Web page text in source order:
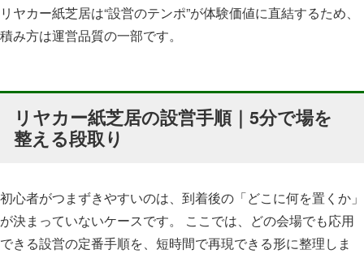
リヤカー紙芝居は“設営のテンポ”が体験価値に直結するため、
積み方は運営品質の一部です。
リヤカー紙芝居の設営手順｜5分で場を
整える段取り
初心者がつまずきやすいのは、到着後の「どこに何を置くか」
が決まっていないケースです。 ここでは、どの会場でも応用
できる設営の定番手順を、短時間で再現できる形に整理しま